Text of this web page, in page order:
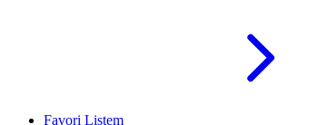
Favori Listem